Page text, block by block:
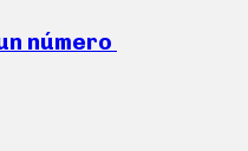
número